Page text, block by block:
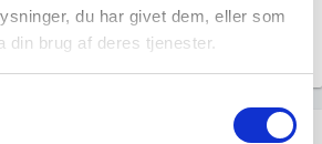
du har givet dem, eller som
din brug af deres tjenester.
af rollerne